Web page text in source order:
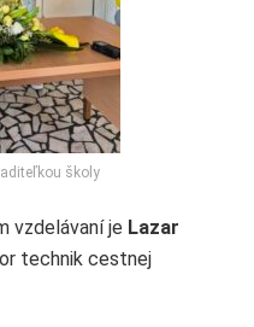
školy
vzdelávaní je Lazar
technik cestnej